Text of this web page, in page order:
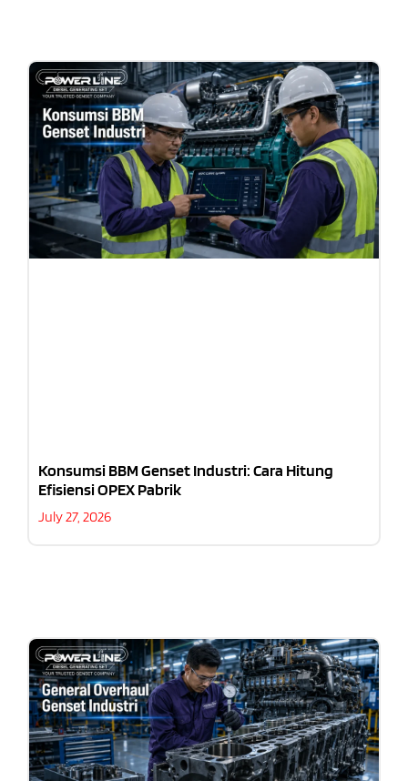
Konsumsi BBM Genset Industri: Cara Hitung
Efisiensi OPEX Pabrik
July 27, 2026